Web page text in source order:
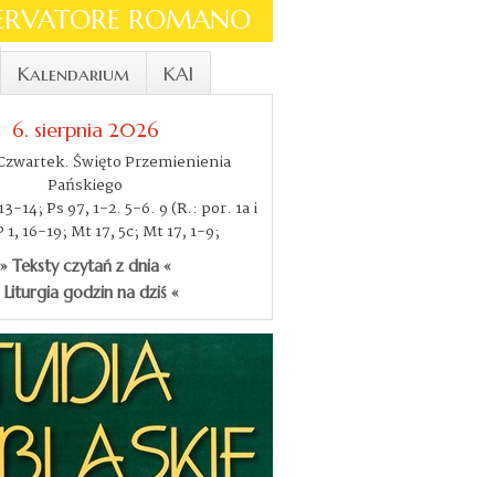
ROMANO
Kalendarium KAI
6. sierpnia 2026
Święto Przemienienia
Pańskiego
14; Ps 97, 1-2. 5-6. 9 (R.: por. 1a i
1, 16-19; Mt 17, 5c; Mt 17, 1-9;
» Teksty czytań z dnia «
Liturgia godzin na dziś «